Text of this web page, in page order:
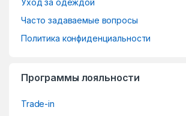
Уход за одеждой
Часто задаваемые вопросы
Политика конфиденциальности
Программы лояльности
Trade-in